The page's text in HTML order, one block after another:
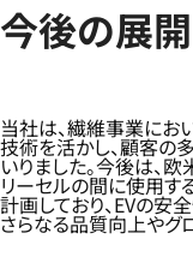
今後の展
当社は、繊維事業にお
技術を活かし、顧客の
いりました。今後は、
リーセルの間に使用す
計画しており、EVの安
さらなる品質向上やグ